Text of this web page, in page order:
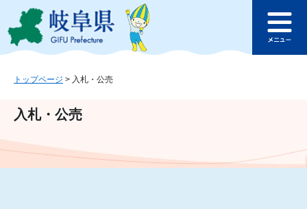
ジ
ュ
文
このページの本文へ
ュ
トップページ > 入札・公売
入札・公売